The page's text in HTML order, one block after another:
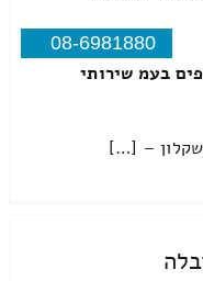
08-6981880
בעמ שירותי
– […]